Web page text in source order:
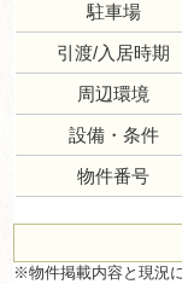
駐車場
引渡/入居時期
周辺環境
設備・条件
物件番号
※物件掲載内容と現況